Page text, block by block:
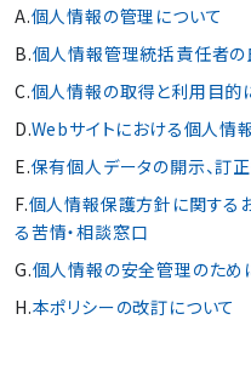
A.個人情報の管理について
B.個人情報管理統括責任者の
C.個人情報の取得と利用目的
D.Webサイトにおける個人情
E.保有個人データの開示、訂
F.個人情報保護方針に関する
る苦情・相談窓口
G.個人情報の安全管理のため
H.本ポリシーの改訂について